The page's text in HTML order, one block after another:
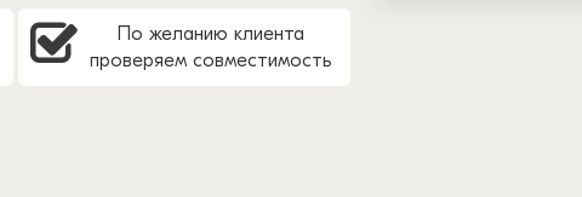
По желанию клиента
проверяем совместимость